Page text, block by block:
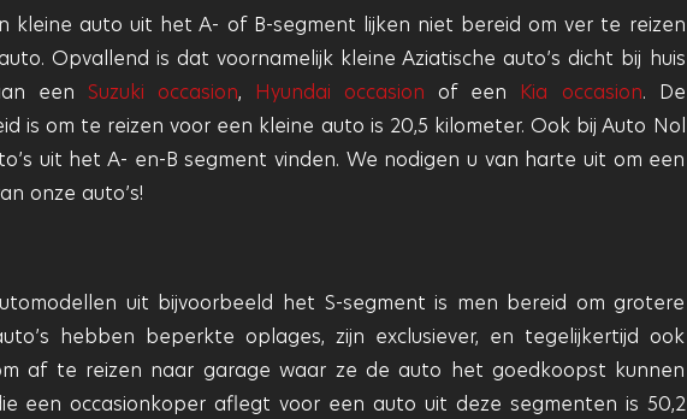
kleine auto uit het A- of B-segment lijken niet bereid om ver te reizen
Opvallend is dat voornamelijk kleine Aziatische auto’s dicht bij huis
een Suzuki occasion, Hyundai occasion of een Kia occasion. De
is om te reizen voor een kleine auto is 20,5 kilometer. Ook bij Auto Nol
uit het A- en-B segment vinden. We nodigen u van harte uit om een
onze auto’s!
uit bijvoorbeeld het S-segment is men bereid om grotere
hebben beperkte oplages, zijn exclusiever, en tegelijkertijd ook
af te reizen naar garage waar ze de auto het goedkoopst kunnen
een occasionkoper aflegt voor een auto uit deze segmenten is 50,2